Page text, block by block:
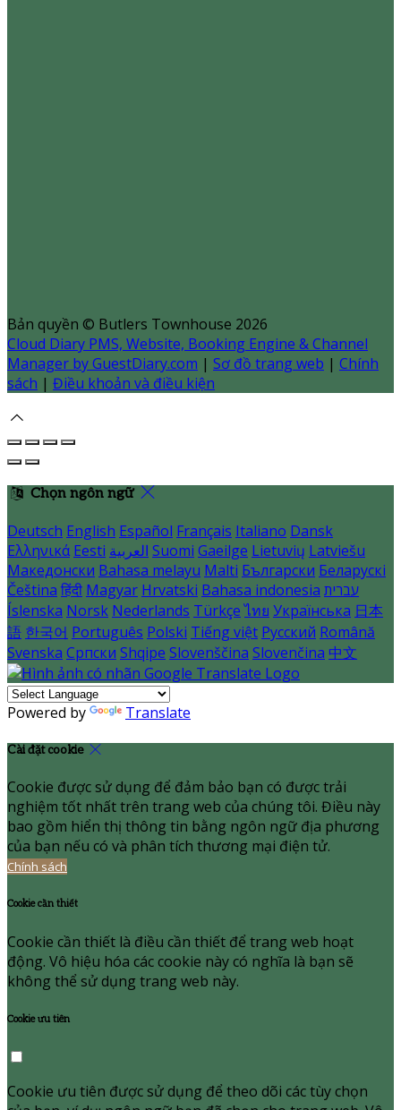
Bản quyền © Butlers Townhouse 2026
Cloud Diary PMS, Website, Booking Engine & Channel
Manager by GuestDiary.com | Sơ đồ trang web | Chính
sách | Điều khoản và điều kiện
Chọn ngôn ngữ
Deutsch English Español Français Italiano Dansk
Ελληνικά Eesti العربية Suomi Gaeilge Lietuvių Latviešu
Македонски Bahasa melayu Malti Български Беларускі
Čeština हिंदी Magyar Hrvatski Bahasa indonesia עברית
Íslenska Norsk Nederlands Türkçe ไทย Українська 日本
語 한국어 Português Polski Tiếng việt Русский Română
Svenska Српски Shqipe Slovenščina Slovenčina 中文
Powered by Translate
Cài đặt cookie
Cookie được sử dụng để đảm bảo bạn có được trải
nghiệm tốt nhất trên trang web của chúng tôi. Điều này
bao gồm hiển thị thông tin bằng ngôn ngữ địa phương
của bạn nếu có và phân tích thương mại điện tử.
Chính sách
Cookie cần thiết
Cookie cần thiết là điều cần thiết để trang web hoạt
động. Vô hiệu hóa các cookie này có nghĩa là bạn sẽ
không thể sử dụng trang web này.
Cookie ưu tiên
Cookie ưu tiên được sử dụng để theo dõi các tùy chọn